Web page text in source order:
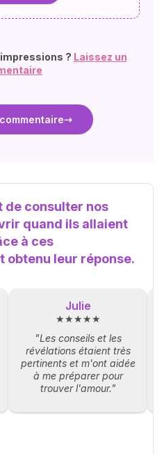
? Laissez un
de consulter nos
quand ils allaient
à ces
obtenu leur réponse.
Julie
★★★★★
"Les conseils et les
révélations étaient très
pertinents et m'ont aidée
à me préparer pour
trouver l'amour."